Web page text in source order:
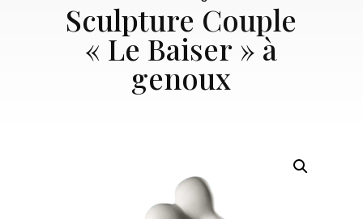
Sculpture Couple
« Le Baiser » à
genoux